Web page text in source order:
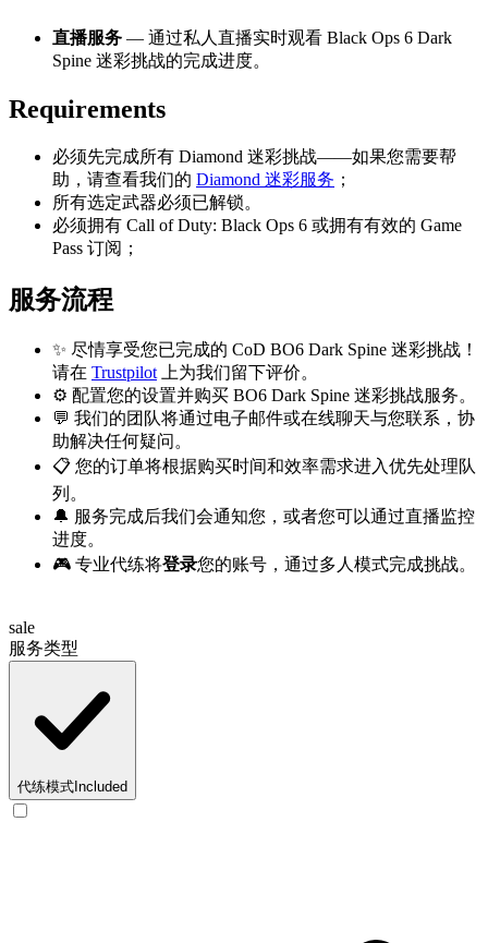
直播服务 — 通过私人直播实时观看 Black Ops 6 Dark
Spine 迷彩挑战的完成进度。
Requirements
必须先完成所有 Diamond 迷彩挑战——如果您需要帮
助，请查看我们的 Diamond 迷彩服务 ；
所有选定武器必须已解锁。
必须拥有 Call of Duty: Black Ops 6 或拥有有效的 Game
Pass 订阅；
服务流程
✨ 尽情享受您已完成的 CoD BO6 Dark Spine 迷彩挑战！
请在 Trustpilot 上为我们留下评价。
⚙️ 配置您的设置并购买 BO6 Dark Spine 迷彩挑战服务。
💬 我们的团队将通过电子邮件或在线聊天与您联系，协
助解决任何疑问。
📋 您的订单将根据购买时间和效率需求进入优先处理队
列。
🔔 服务完成后我们会通知您，或者您可以通过直播监控
进度。
🎮 专业代练将登录您的账号，通过多人模式完成挑战。
sale
服务类型
代练模式 Included